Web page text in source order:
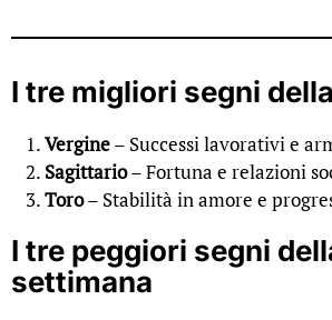
I tre migliori segni
Vergine– Successi lavorativi e
Sagittario– Fortuna e relazioni
Toro– Stabilità in amore e
I tre peggiori segni
settimana